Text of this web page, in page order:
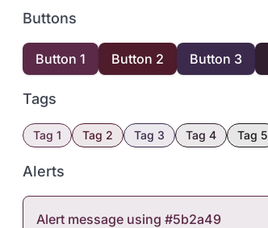
Buttons
Button 1 Button 2 Button 3
Tags
Tag 1 Tag 2 Tag 3 Tag 4 Tag 5
Alerts
Alert message using #5b2a49